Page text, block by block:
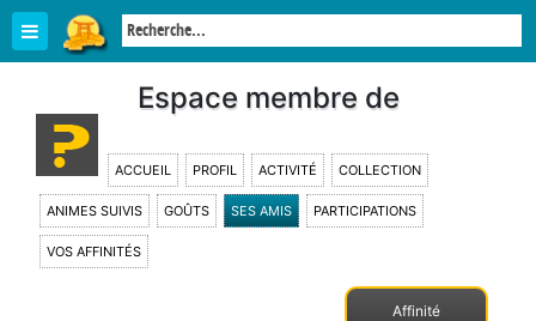
Espace membre de
ACCUEIL PROFIL ACTIVITÉ COLLECTION
ANIMES SUIVIS GOÛTS SES AMIS PARTICIPATIONS
VOS AFFINITÉS
Affinité